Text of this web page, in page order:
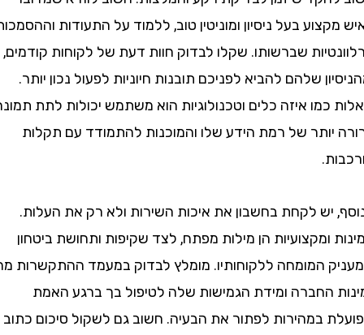
בעל ניסיון ומוניטין טוב, ללמוד על התעודות וההסמכות
שברשותו. שקלו לבדוק חוות דעת של לקוחות קודמים,
שלהם להביא לפניכם תובנות חיוניות לפעול נכון יותר.
איזה כלים וטכנולוגיות הוא משתמש יכולות לתת תמונה
של רמת הידע שלו והמוכנות להתמודד עם תקלות
יש לקחת בחשבון את איכות השירות ולא רק את העלות.
ומקצועיות הן מילות מפתח, לצד שקיפות ותחושת ביטחון
המומחה ללקוחותיו. מומלץ לבדוק במעמד ההתקשרות מהי
החברה ומידת הגמישות שלה לטיפול בך ברגע האמת
במהירות לפתור את הבעיה. חשוב גם לשקול סיכום כתוב